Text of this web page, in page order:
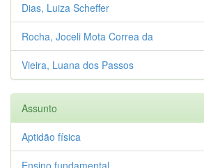
Dias, Luiza Scheffer
Rocha, Joceli Mota Correa da
Vieira, Luana dos Passos
Assunto
Aptidão física
Ensino fundamental